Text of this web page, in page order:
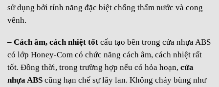
sử dụng bởi tính năng đặc biệt chống thấm nước và cong
vênh.
– Cách âm, cách nhiệt tốt cấu tạo bên trong cửa nhựa ABS
có lớp Honey-Com có chức năng cách âm, cách nhiệt rất
tốt. Đồng thời, trong trường hợp nếu có hỏa hoạn, cửa
nhựa ABS cũng hạn chế sự lây lan. Không cháy bùng như